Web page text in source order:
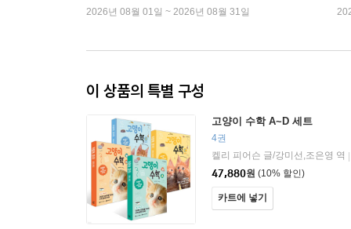
2026년 08월 01일 ~ 2026년 08월 31일
이 상품의 특별 구성
고양이 수학 A~D 세트
4권
켈리 피어슨 글/강미선,조은영 역
47,880원 (10% 할인)
카트에 넣기